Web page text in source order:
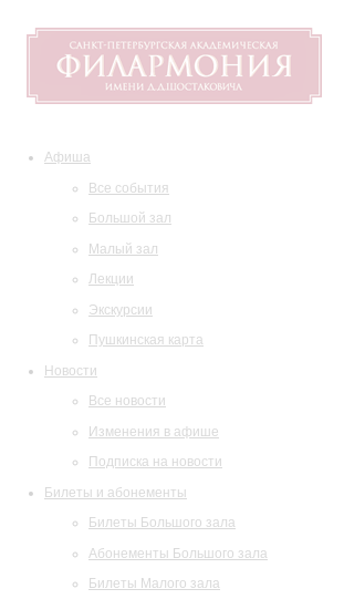
Афиша
Все события
Большой зал
Малый зал
Лекции
Экскурсии
Пушкинская карта
Новости
Все новости
Изменения в афише
Подписка на новости
Билеты и абонементы
Билеты Большого зала
Абонементы Большого зала
Билеты Малого зала